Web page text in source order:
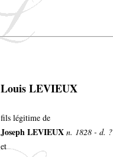
Louis LEVIEUX
fils légitime de
Joseph LEVIEUX n. 1828 - d. ?
et